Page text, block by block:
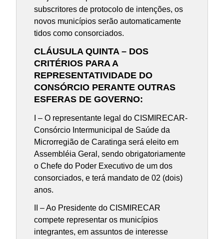
subscritores de protocolo de intenções, os
novos municípios serão automaticamente
tidos como consorciados.
CLÁUSULA QUINTA – DOS
CRITÉRIOS PARA A
REPRESENTATIVIDADE DO
CONSÓRCIO PERANTE OUTRAS
ESFERAS DE GOVERNO:
I – O representante legal do CISMIRECAR-
Consórcio Intermunicipal de Saúde da
Microrregião de Caratinga será eleito em
Assembléia Geral, sendo obrigatoriamente
o Chefe do Poder Executivo de um dos
consorciados, e terá mandato de 02 (dois)
anos.
II – Ao Presidente do CISMIRECAR
compete representar os municípios
integrantes, em assuntos de interesse